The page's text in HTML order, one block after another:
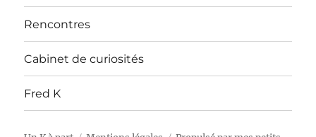
Rencontres
Cabinet de curiosités
Fred K